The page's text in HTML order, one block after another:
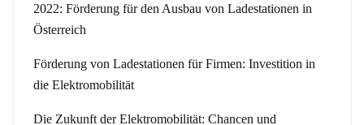
2022: Förderung für den Ausbau von Ladestationen in
Österreich
Förderung von Ladestationen für Firmen: Investition in
die Elektromobilität
Die Zukunft der Elektromobilität: Chancen und